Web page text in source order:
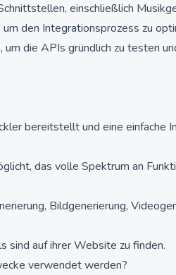
einschließlich
den Integrationsprozess zu
die APIs gründlich zu testen
bereitstellt und eine einfache
das volle Spektrum an
Bildgenerierung,
sind auf ihrer Website zu finden.
verwendet werden?